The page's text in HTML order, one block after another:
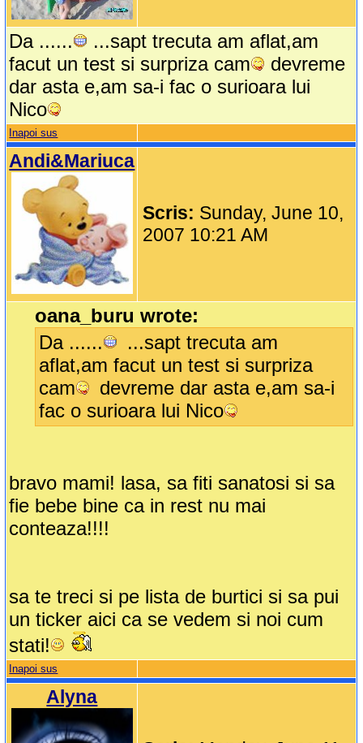
Da ......
...sapt trecuta am aflat,am
facut un test si surpriza cam
devreme
dar asta e,am sa-i fac o surioara lui
Nico
Inapoi sus
Andi&Mariuca
Scris: Sunday, June 10,
2007 10:21 AM
oana_buru wrote:
Da ......
...sapt trecuta am
aflat,am facut un test si surpriza
cam
devreme dar asta e,am sa-i
fac o surioara lui Nico
bravo mami! lasa, sa fiti sanatosi si sa
fie bebe bine ca in rest nu mai
conteaza!!!!
sa te treci si pe lista de burtici si sa pui
un ticker aici ca se vedem si noi cum
stati!
Inapoi sus
Alyna